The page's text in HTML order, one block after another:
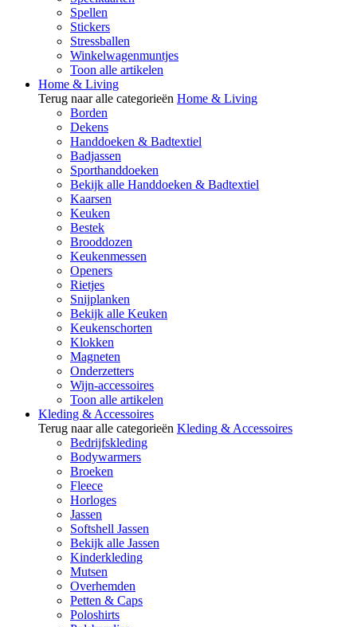
Spellen
Stickers
Stressballen
Winkelwagenmuntjes
Toon alle artikelen
Home & Living
Terug naar alle categorieën Home & Living
Borden
Dekens
Handdoeken & Badtextiel
Badjassen
Sporthanddoeken
Bekijk alle Handdoeken & Badtextiel
Kaarsen
Keuken
Bestek
Brooddozen
Keukenmessen
Openers
Rietjes
Snijplanken
Bekijk alle Keuken
Keukenschorten
Klokken
Magneten
Onderzetters
Wijn-accessoires
Toon alle artikelen
Kleding & Accessoires
Terug naar alle categorieën Kleding & Accessoires
Bedrijfskleding
Bodywarmers
Broeken
Fleece
Horloges
Jassen
Softshell Jassen
Bekijk alle Jassen
Kinderkleding
Mutsen
Overhemden
Petten & Caps
Poloshirts